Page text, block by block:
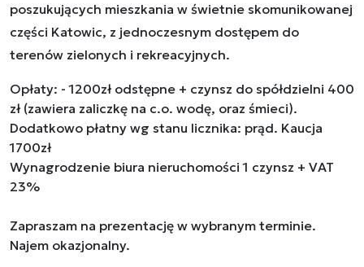
poszukujących mieszkania w świetnie skomunikowanej
części Katowic, z jednoczesnym dostępem do
terenów zielonych i rekreacyjnych.
Opłaty: - 1200zł odstępne + czynsz do spółdzielni 400
zł (zawiera zaliczkę na c.o. wodę, oraz śmieci).
Dodatkowo płatny wg stanu licznika: prąd. Kaucja
1700zł
Wynagrodzenie biura nieruchomości 1 czynsz + VAT
23%
Zapraszam na prezentację w wybranym terminie.
Najem okazjonalny.